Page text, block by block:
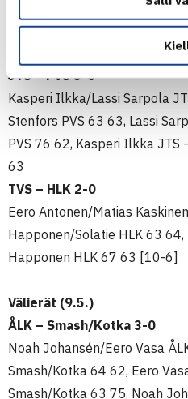
Smash/Kotka – Mikael
Verneri Ovaskainen VarTe –
JTS – PVS 3-0
Kasperi Ilkka/Lassi Sarpola
Stenfors PVS 63 63, Lassi
PVS 76 62, Kasperi Ilkka JTS
63
TVS – HLK 2-0
Eero Antonen/Matias
Happonen/Solatie HLK 63 64,
Happonen HLK 67 63 [10-6]
Välierät (9.5.)
ÅLK – Smash/Kotka 3-0
Noah Johansén/Eero Vasa
Smash/Kotka 64 62, Eero
Smash/Kotka 63 75, Noah